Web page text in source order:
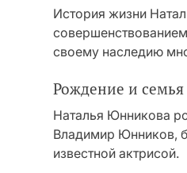
История жизни
своему наследию
Рождение и семья
Наталья Юнникова
Владимир Юнников,
известной актрисой.